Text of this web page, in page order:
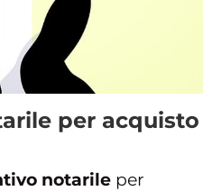
per acquisto
notarile per